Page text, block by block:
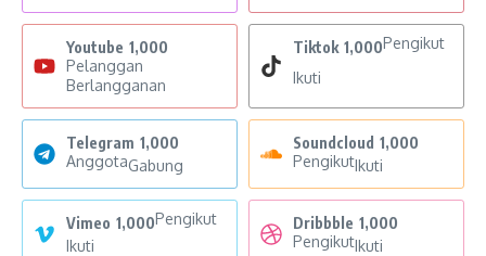
Youtube 1,000
Pelanggan
Berlangganan
Tiktok 1,000Pengikut
Ikuti
Telegram 1,000
AnggotaGabung
Soundcloud 1,000
PengikutIkuti
Vimeo 1,000Pengikut
Ikuti
Dribbble 1,000
PengikutIkuti